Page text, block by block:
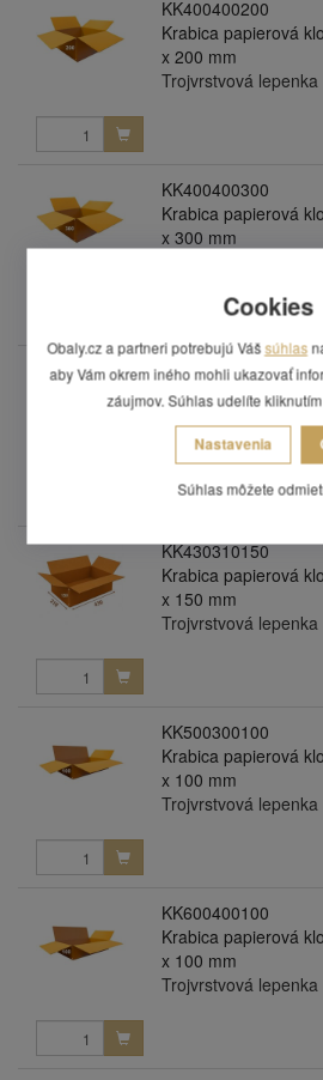
KK400400200
Krabica papierová
x 200 mm
Trojvrstvová lepenka
KK400400300
Krabica papierová
x 300 mm
KK400400400
Krabica papierová
Trojvrstvová lepenka
KK430310150
Krabica papierová
x 150 mm
Trojvrstvová lepenka
KK500300100
Krabica papierová
x 100 mm
Trojvrstvová lepenka
KK600400100
Krabica papierová
x 100 mm
Trojvrstvová lepenka
Cookies
Obaly.cz a partneri potrebujú Vášsúhlas
aby Vám okrem iného mohli ukazovať
záujmov. Súhlas udelíte kliknutím
Nastavenia
Súhlas môžete